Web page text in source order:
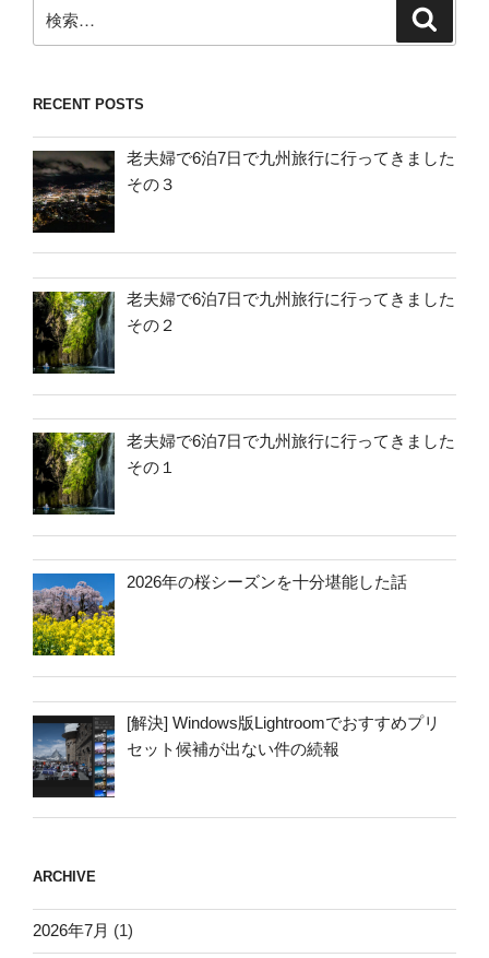
索:
RECENT POSTS
老夫婦で6泊7日で九州旅行に行ってきました
その３
老夫婦で6泊7日で九州旅行に行ってきました
その２
老夫婦で6泊7日で九州旅行に行ってきました
その１
2026年の桜シーズンを十分堪能した話
[解決] Windows版Lightroomでおすすめプリ
セット候補が出ない件の続報
ARCHIVE
2026年7月 (1)